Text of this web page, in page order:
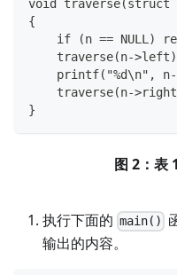
void traverse(struct
{
if (n == NULL)
traverse(n-
printf("%d\n",
traverse(n-
}
图 2：表
执行下面的 main()
输出的内容。